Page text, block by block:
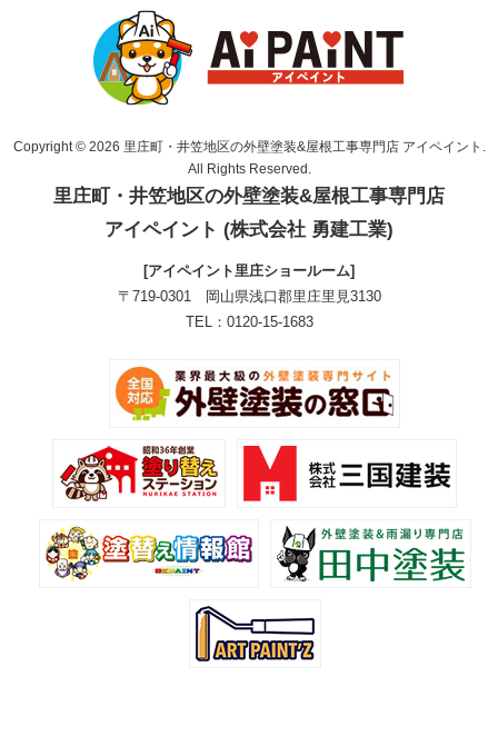
Copyright © 2026 里庄町・井笠地区の外壁塗装&屋根工事専門店 アイペイント.
All Rights Reserved.
里庄町・井笠地区の外壁塗装&屋根工事専門店
アイペイント (株式会社 勇建工業)
[アイペイント里庄ショールーム]
〒719-0301 岡山県浅口郡里庄里見3130
TEL：0120-15-1683